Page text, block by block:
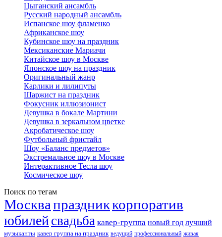
Цыганский ансамбль
Русский народный ансамбль
Испанское шоу фламенко
Африканское шоу
Кубинское шоу на праздник
Мексиканские Мариачи
Китайское шоу в Москве
Японское шоу на праздник
Оригинальный жанр
Карлики и лилипуты
Шаржист на праздник
Фокусник иллюзионист
Девушка в бокале Мартини
Девушка в зеркальном цветке
Акробатическое шоу
Футбольный фристайл
Шоу «Баланс предметов»
Экстремальное шоу в Москве
Интерактивное Тесла шоу
Космическое шоу
Поиск по тегам
Москвапраздниккорпоратив
юбилейсвадьба кавер-группа новый год лучший
музыканты кавер группа на праздник ведущий профессиональный живая